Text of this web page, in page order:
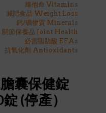
維他命 Vitamins
減肥食品 Weight Loss
鈣/礦物質 Minerals
關節保養品 Joint Health
必需脂肪酸 EFAs
抗氧化劑 Antioxidants
囊保健錠
(停產）